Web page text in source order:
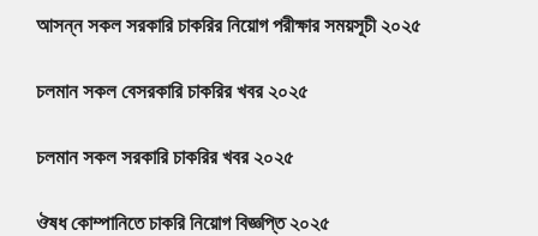
আসন্ন সকল সরকারি চাকরির নিয়োগ পরীক্ষার সময়সূচী ২০২৫
চলমান সকল বেসরকারি চাকরির খবর ২০২৫
চলমান সকল সরকারি চাকরির খবর ২০২৫
ঔষধ কোম্পানিতে চাকরি নিয়োগ বিজ্ঞপ্তি ২০২৫